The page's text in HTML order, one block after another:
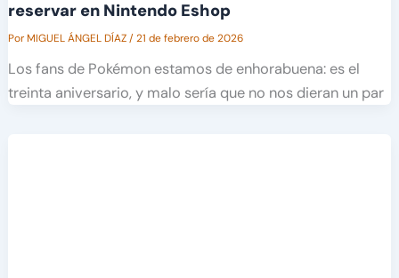
reservar en Nintendo Eshop
PorMIGUEL ÁNGEL DÍAZ/21 de febrero de 2026
Los fans de Pokémon estamos de enhorabuena: es el
treinta aniversario, y malo sería que no nos dieran un par